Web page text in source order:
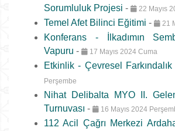
Sorumluluk Projesi - 22 Mayıs
Temel Afet Bilinci Eğitimi - 21
Konferans - İlkadımın
Vapuru - 17 Mayıs 2024 Cuma
Etkinlik - Çevresel Farkındalık
Perşembe
Nihat Delibalta MYO II.
Turnuvası - 16 Mayıs 2024
112 Acil Çağrı Merkezi